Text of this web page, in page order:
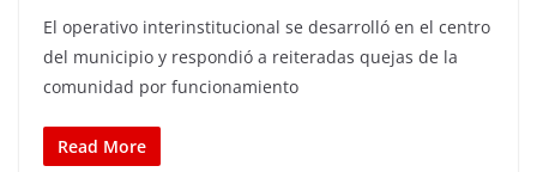
El operativo interinstitucional se desarrolló en el centro
del municipio y respondió a reiteradas quejas de la
comunidad por funcionamiento
Read More